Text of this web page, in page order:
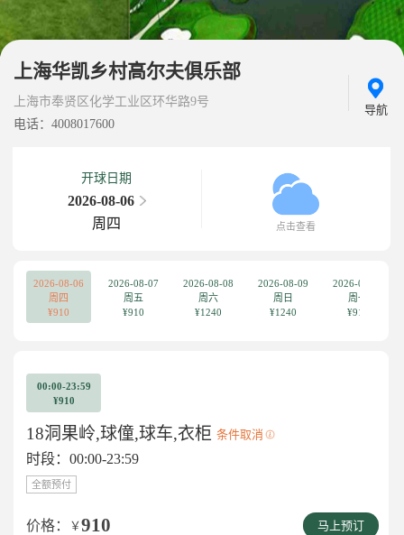
上海华凯乡村高尔夫俱乐部
上海市奉贤区化学工业区环华路9号
电话：4008017600
导航
开球日期
2026-08-06
周四
点击查看
2026-08-06
周四
¥910
2026-08-07
周五
¥910
2026-08-08
周六
¥1240
2026-08-09
周日
¥1240
2026-08-10
周一
¥910
00:00-23:59
¥910
18洞果岭,球僮,球车,衣柜 条件取消
时段：00:00-23:59
全额预付
价格： ￥910 马上预订